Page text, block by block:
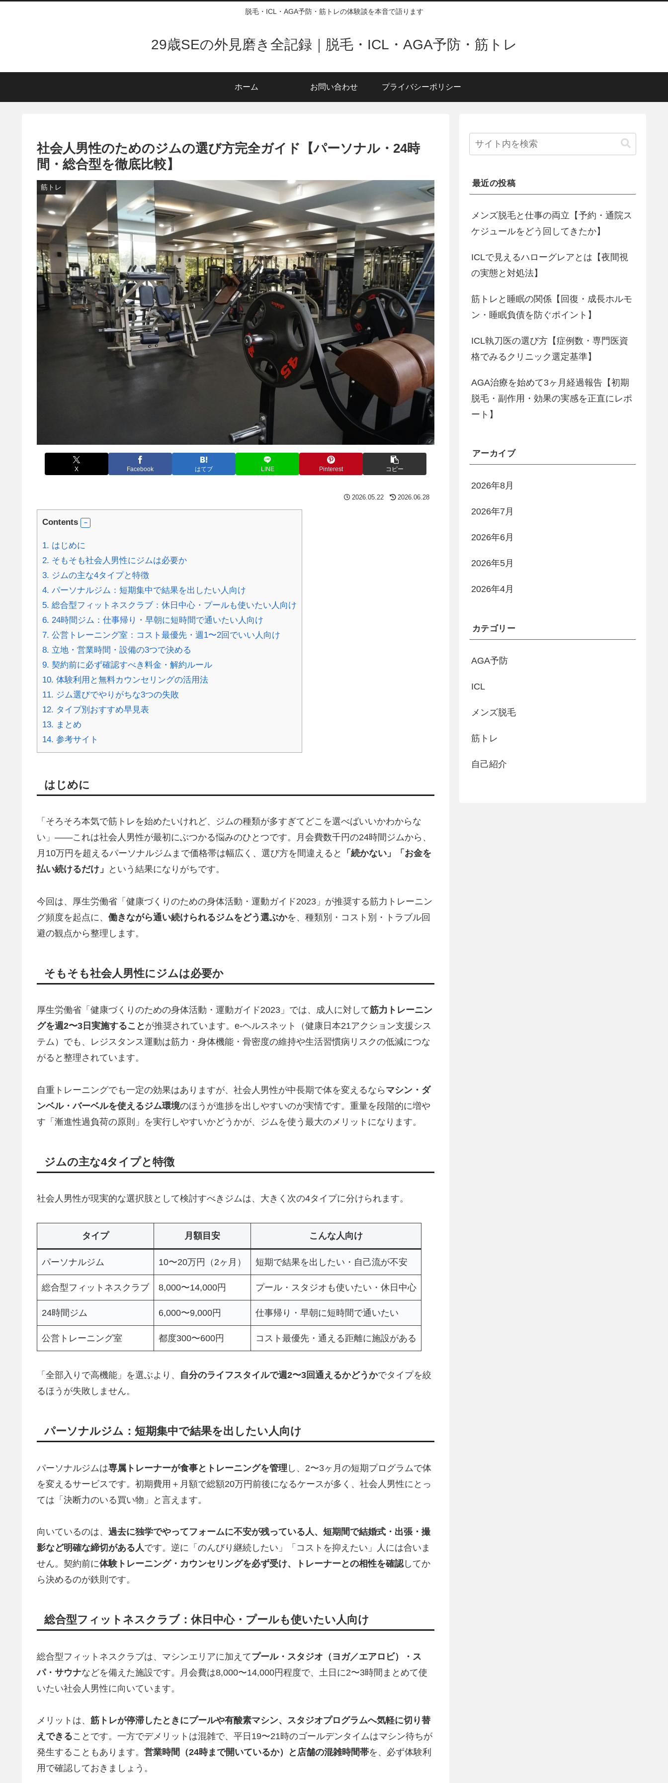
脱毛・ICL・AGA予防・筋トレの体験談を本音で語ります
29歳SEの外見磨き全記録｜脱毛・ICL・AGA予防・筋トレ
ホーム お問い合わせ プライバシーポリシー
社会人男性のためのジムの選び方完全ガイド【パーソナル・24時
間・総合型を徹底比較】
筋トレ
X Facebook はてブ LINE Pinterest コピー
2026.05.22 2026.06.28
Contents
1. はじめに
2. そもそも社会人男性にジムは必要か
3. ジムの主な4タイプと特徴
4. パーソナルジム：短期集中で結果を出したい人向け
5. 総合型フィットネスクラブ：休日中心・プールも使いたい人向け
6. 24時間ジム：仕事帰り・早朝に短時間で通いたい人向け
7. 公営トレーニング室：コスト最優先・週1〜2回でいい人向け
8. 立地・営業時間・設備の3つで決める
9. 契約前に必ず確認すべき料金・解約ルール
10. 体験利用と無料カウンセリングの活用法
11. ジム選びでやりがちな3つの失敗
12. タイプ別おすすめ早見表
13. まとめ
14. 参考サイト
はじめに
「そろそろ本気で筋トレを始めたいけれど、ジムの種類が多すぎてどこを選べばいいかわからな
い」――これは社会人男性が最初にぶつかる悩みのひとつです。月会費数千円の24時間ジムから、
月10万円を超えるパーソナルジムまで価格帯は幅広く、選び方を間違えると
「続かない」「お金を
払い続けるだけ」
という結果になりがちです。
今回は、厚生労働省「健康づくりのための身体活動・運動ガイド2023」が推奨する筋力トレーニン
グ頻度を起点に、 働きながら通い続けられるジムをどう選ぶかを、種類別・コスト別・トラブル回
避の観点から整理します。
そもそも社会人男性にジムは必要か
厚生労働省「健康づくりのための身体活動・運動ガイド2023」では、成人に対して筋力トレーニン
グを週2〜3日実施すること が推奨されています。e-ヘルスネット（健康日本21アクション支援シス
テム）でも、レジスタンス運動は筋力・身体機能・骨密度の維持や生活習慣病リスクの低減につな
がると整理されています。
自重トレーニングでも一定の効果はありますが、社会人男性が中長期で体を変えるなら マシン・ダ
ンベル・バーベルを使えるジム環境のほうが進捗を出しやすいのが実情です。重量を段階的に増や
す「漸進性過負荷の原則」を実行しやすいかどうかが、ジムを使う最大のメリットになります。
ジムの主な4タイプと特徴
社会人男性が現実的な選択肢として検討すべきジムは、大きく次の4タイプに分けられます。
タイプ 月額目安 こんな人向け
パーソナルジム 10〜20万円（2ヶ月） 短期で結果を出したい・自己流が不安
総合型フィットネスクラブ 8,000〜14,000円 プール・スタジオも使いたい・休日中心
24時間ジム 6,000〜9,000円 仕事帰り・早朝に短時間で通いたい
公営トレーニング室 都度300〜600円 コスト最優先・通える距離に施設がある
「全部入りで高機能」を選ぶより、 自分のライフスタイルで週2〜3回通えるかどうかでタイプを絞
るほうが失敗しません。
パーソナルジム：短期集中で結果を出したい人向け
パーソナルジムは専属トレーナーが食事とトレーニングを管理 し、2〜3ヶ月の短期プログラムで体
を変えるサービスです。初期費用＋月額で総額20万円前後になるケースが多く、社会人男性にとっ
ては「決断力のいる買い物」と言えます。
向いているのは、 過去に独学でやってフォームに不安が残っている人、短期間で結婚式・出張・撮
影など明確な締切がある人です。逆に「のんびり継続したい」「コストを抑えたい」人には合いま
せん。契約前に体験トレーニング・カウンセリングを必ず受け、トレーナーとの相性を確認してか
ら決めるのが鉄則です。
総合型フィットネスクラブ：休日中心・プールも使いたい人向け
総合型フィットネスクラブは、マシンエリアに加えてプール・スタジオ（ヨガ／エアロビ）・ス
パ・サウナなどを備えた施設です。月会費は8,000〜14,000円程度で、土日に2〜3時間まとめて使
いたい社会人男性に向いています。
メリットは、 筋トレが停滞したときにプールや有酸素マシン、スタジオプログラムへ気軽に切り替
えできることです。一方でデメリットは混雑で、平日19〜21時のゴールデンタイムはマシン待ちが
発生することもあります。 営業時間（24時まで開いているか）と店舗の混雑時間帯を、必ず体験利
用で確認しておきましょう。
最近の投稿
メンズ脱毛と仕事の両立【予約・通院ス
ケジュールをどう回してきたか】
ICLで見えるハローグレアとは【夜間視
の実態と対処法】
筋トレと睡眠の関係【回復・成長ホルモ
ン・睡眠負債を防ぐポイント】
ICL執刀医の選び方【症例数・専門医資
格でみるクリニック選定基準】
AGA治療を始めて3ヶ月経過報告【初期
脱毛・副作用・効果の実感を正直にレポ
ート】
アーカイブ
2026年8月
2026年7月
2026年6月
2026年5月
2026年4月
カテゴリー
AGA予防
ICL
メンズ脱毛
筋トレ
自己紹介